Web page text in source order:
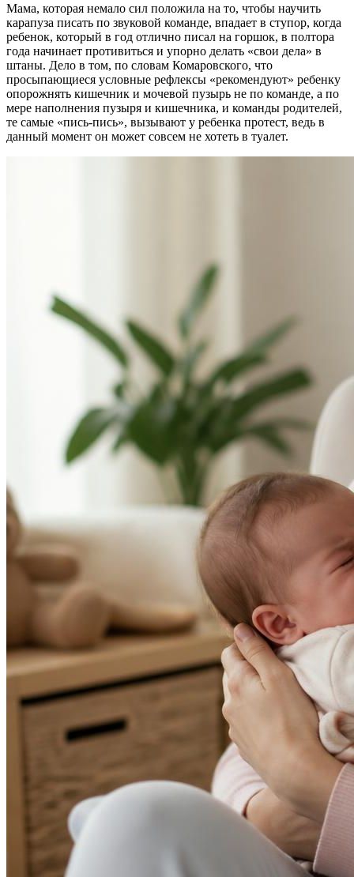
Мама, которая немало сил положила на то, чтобы научить
карапуза писать по звуковой команде, впадает в ступор, когда
ребенок, который в год отлично писал на горшок, в полтора
года начинает противиться и упорно делать «свои дела» в
штаны. Дело в том, по словам Комаровского, что
просыпающиеся условные рефлексы «рекомендуют» ребенку
опорожнять кишечник и мочевой пузырь не по команде, а по
мере наполнения пузыря и кишечника, и команды родителей,
те самые «пись-пись», вызывают у ребенка протест, ведь в
данный момент он может совсем не хотеть в туалет.